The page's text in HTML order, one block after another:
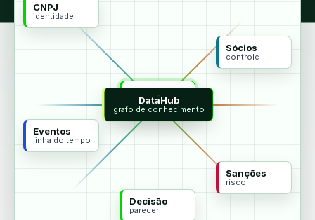
CNPJ
identidade
Sócios
controle
Eventos
linha do tempo
Sanções
risco
agentes
Decisão
parecer
DataHub
grafo de conhecimento